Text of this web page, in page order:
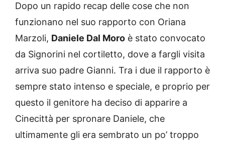
Dopo un rapido recap delle cose che non
funzionano nel suo rapporto con Oriana
Marzoli, Daniele Dal Moro è stato convocato
da Signorini nel cortiletto, dove a fargli visita
arriva suo padre Gianni. Tra i due il rapporto è
sempre stato intenso e speciale, e proprio per
questo il genitore ha deciso di apparire a
Cinecittà per spronare Daniele, che
ultimamente gli era sembrato un po’ troppo